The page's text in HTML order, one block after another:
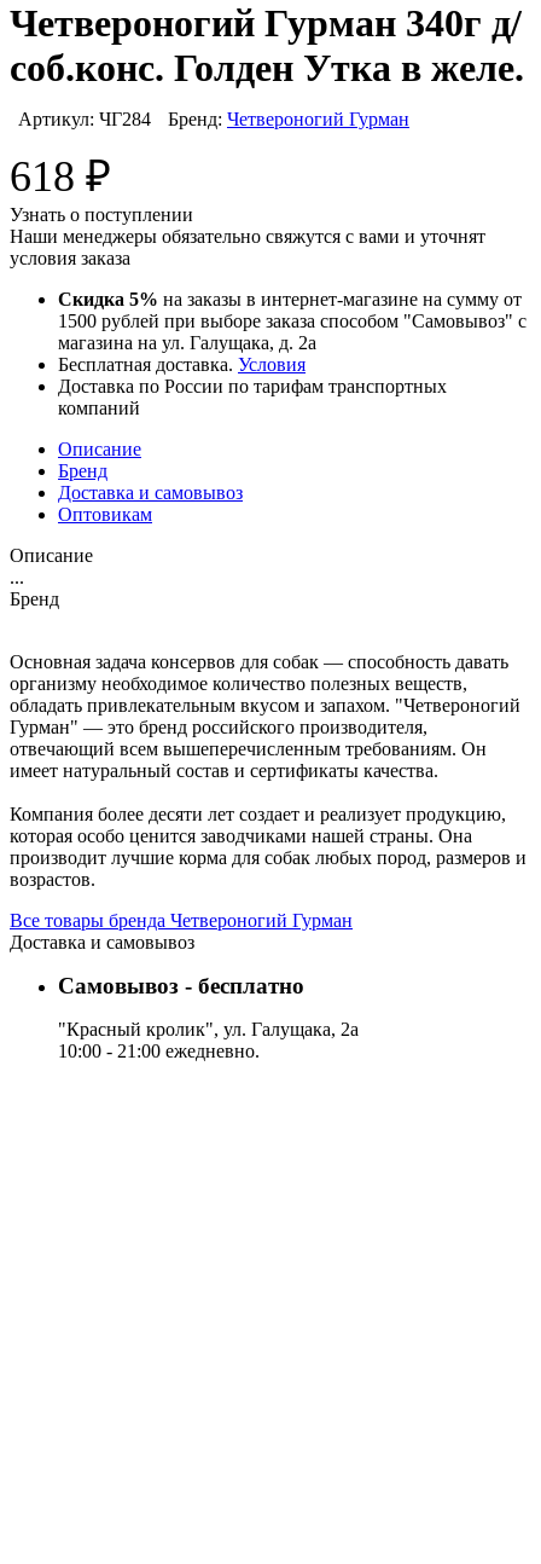
Четвероногий Гурман 340г д/
соб.конс. Голден Утка в желе.
Артикул: ЧГ284 Бренд: Четвероногий Гурман
618 ₽
Узнать о поступлении
Наши менеджеры обязательно свяжутся с вами и уточнят
условия заказа
Скидка 5% на заказы в интернет-магазине на сумму от
1500 рублей при выборе заказа способом "Самовывоз" с
магазина на ул. Галущака, д. 2а
Бесплатная доставка. Условия
Доставка по России по тарифам транспортных
компаний
Описание
Бренд
Доставка и самовывоз
Оптовикам
Описание
...
Бренд
Основная задача консервов для собак — способность давать
организму необходимое количество полезных веществ,
обладать привлекательным вкусом и запахом. "Четвероногий
Гурман" — это бренд российского производителя,
отвечающий всем вышеперечисленным требованиям. Он
имеет натуральный состав и сертификаты качества.
Компания более десяти лет создает и реализует продукцию,
которая особо ценится заводчиками нашей страны. Она
производит лучшие корма для собак любых пород, размеров и
возрастов.
Все товары бренда Четвероногий Гурман
Доставка и самовывоз
Самовывоз - бесплатно
"Красный кролик", ул. Галущака, 2а
10:00 - 21:00 ежедневно.